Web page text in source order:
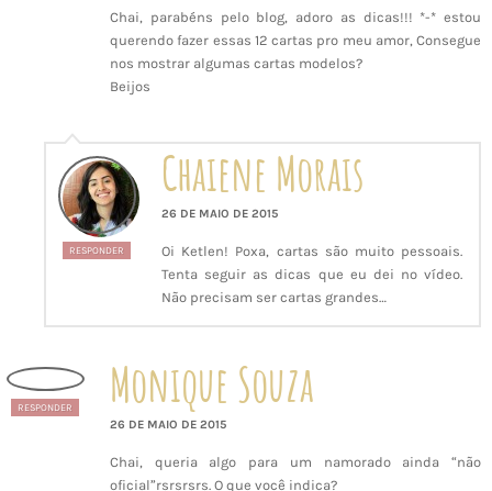
Chai, parabéns pelo blog, adoro as dicas!!! *-* estou
querendo fazer essas 12 cartas pro meu amor, Consegue
nos mostrar algumas cartas modelos?
Beijos
RESPONDER
Chaiene Morais
26 DE MAIO DE 2015
Oi Ketlen! Poxa, cartas são muito pessoais.
Tenta seguir as dicas que eu dei no vídeo.
Não precisam ser cartas grandes…
RESPONDER Monique Souza
26 DE MAIO DE 2015
Chai, queria algo para um namorado ainda “não
oficial”rsrsrsrs. O que você indica?